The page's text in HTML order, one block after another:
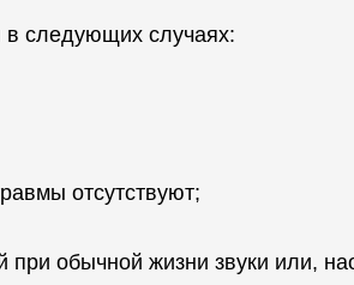
в следующих случаях:
отсутствуют;
при обычной жизни звуки или,